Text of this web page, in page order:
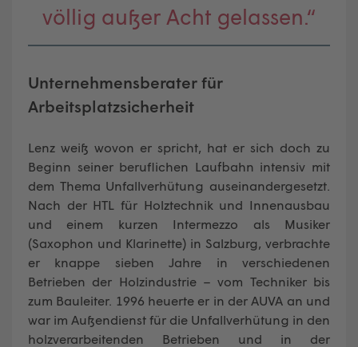
völlig außer Acht gelassen.“
Unternehmensberater für
Arbeitsplatzsicherheit
Lenz weiß wovon er spricht, hat er sich doch zu
Beginn seiner beruflichen Laufbahn intensiv mit
dem Thema Unfallverhütung auseinandergesetzt.
Nach der HTL für Holztechnik und Innenausbau
und einem kurzen Intermezzo als Musiker
(Saxophon und Klarinette) in Salzburg, verbrachte
er knappe sieben Jahre in verschiedenen
Betrieben der Holzindustrie – vom Techniker bis
zum Bauleiter. 1996 heuerte er in der AUVA an und
war im Außendienst für die Unfallverhütung in den
holzverarbeitenden Betrieben und in der